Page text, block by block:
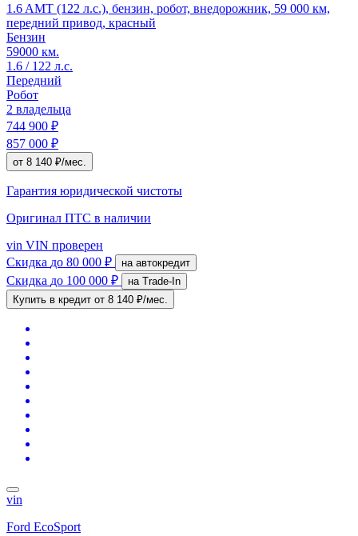
1.6 AMT (122 л.с.), бензин, робот, внедорожник, 59 000 км,
передний привод, красный
Бензин
59000 км.
1.6 / 122 л.с.
Передний
Робот
2 владельца
744 900 ₽
857 000 ₽
от 8 140 ₽/мес.
Гарантия юридической чистоты
Оригинал ПТС в наличии
vin VIN проверен
Скидка до 80 000 ₽ на автокредит
Скидка до 100 000 ₽
на Trade-In
Купить в кредит от 8 140 ₽/мес.
vin
Ford EcoSport